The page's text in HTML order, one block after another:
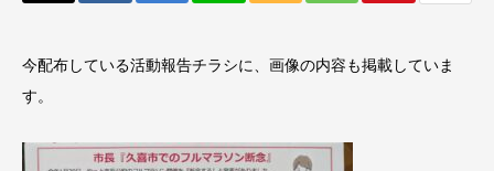
今配布している活動報告チラシに、画像の内容も掲載していま
す。